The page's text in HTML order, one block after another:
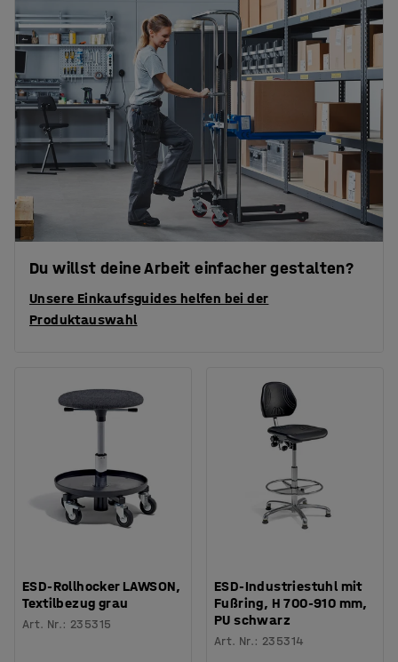
Du willst deine Arbeit einfacher gestalten?
Unsere Einkaufsguides helfen bei der
Produktauswahl
ESD-Rollhocker LAWSON,
Textilbezug grau
Art. Nr.: 235315
ESD-Industriestuhl mit
Fußring, H 700-910 mm,
PU schwarz
Art. Nr.: 235314